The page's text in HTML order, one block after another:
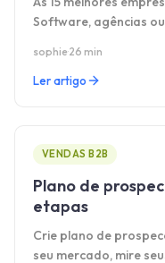
Software, agências
sophie·26 min
Ler artigo
VENDAS B2B
Plano de
etapas
Crie plano de
seu mercado, mire